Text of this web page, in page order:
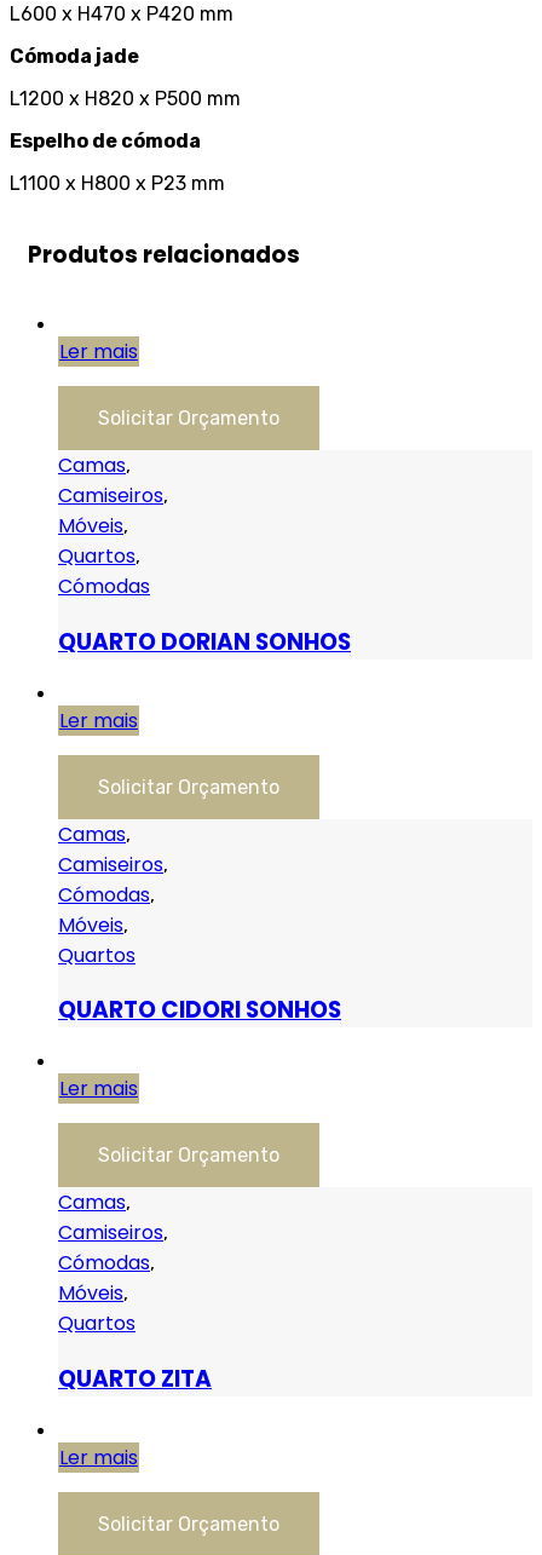
L600 x H470 x P420 mm
Cómoda jade
L1200 x H820 x P500 mm
Espelho de cómoda
L1100 x H800 x P23 mm
Produtos relacionados
Ler mais
Solicitar Orçamento
Camas,
Camiseiros,
Móveis,
Quartos,
Cómodas
QUARTO DORIAN SONHOS
Ler mais
Solicitar Orçamento
Camas,
Camiseiros,
Cómodas,
Móveis,
Quartos
QUARTO CIDORI SONHOS
Ler mais
Solicitar Orçamento
Camas,
Camiseiros,
Cómodas,
Móveis,
Quartos
QUARTO ZITA
Ler mais
Solicitar Orçamento